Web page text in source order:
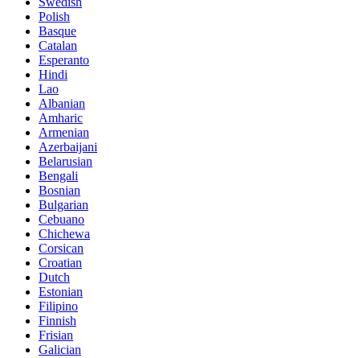
Polish
Basque
Catalan
Esperanto
Hindi
Lao
Albanian
Amharic
Armenian
Azerbaijani
Belarusian
Bengali
Bosnian
Bulgarian
Cebuano
Chichewa
Corsican
Croatian
Dutch
Estonian
Filipino
Finnish
Frisian
Galician